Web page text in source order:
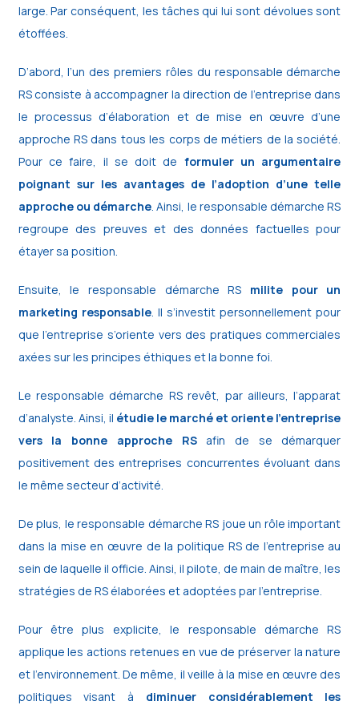
large. Par conséquent, les tâches qui lui sont dévolues sont
étoffées.
D’abord, l’un des premiers rôles du responsable démarche
RS consiste à accompagner la direction de l’entreprise dans
le processus d’élaboration et de mise en œuvre d’une
approche RS dans tous les corps de métiers de la société.
Pour ce faire, il se doit de formuler un argumentaire
poignant sur les avantages de l’adoption d’une telle
approche ou démarche. Ainsi, le responsable démarche RS
regroupe des preuves et des données factuelles pour
étayer sa position.
Ensuite, le responsable démarche RS milite pour un
marketing responsable. Il s’investit personnellement pour
que l’entreprise s’oriente vers des pratiques commerciales
axées sur les principes éthiques et la bonne foi.
Le responsable démarche RS revêt, par ailleurs, l’apparat
d’analyste. Ainsi, il étudie le marché et oriente l’entreprise
vers la bonne approche RSafin de se démarquer
positivement des entreprises concurrentes évoluant dans
le même secteur d’activité.
De plus, le responsable démarche RS joue un rôle important
dans la mise en œuvre de la politique RS de l’entreprise au
sein de laquelle il officie. Ainsi, il pilote, de main de maître, les
stratégies de RS élaborées et adoptées par l’entreprise.
Pour être plus explicite, le responsable démarche RS
applique les actions retenues en vue de préserver la nature
et l’environnement. De même, il veille à la mise en œuvre des
politiques visant à diminuer considérablement les